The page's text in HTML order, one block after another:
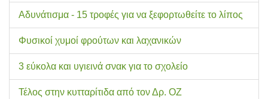
Αδυνάτισμα - 15 τροφές για να ξεφορτωθείτε το λίπος
Φυσικοί χυμοί φρούτων και λαχανικών
3 εύκολα και υγιεινά σνακ για το σχολείo
Τέλος στην κυτταρίτιδα από τον Δρ. ΟΖ